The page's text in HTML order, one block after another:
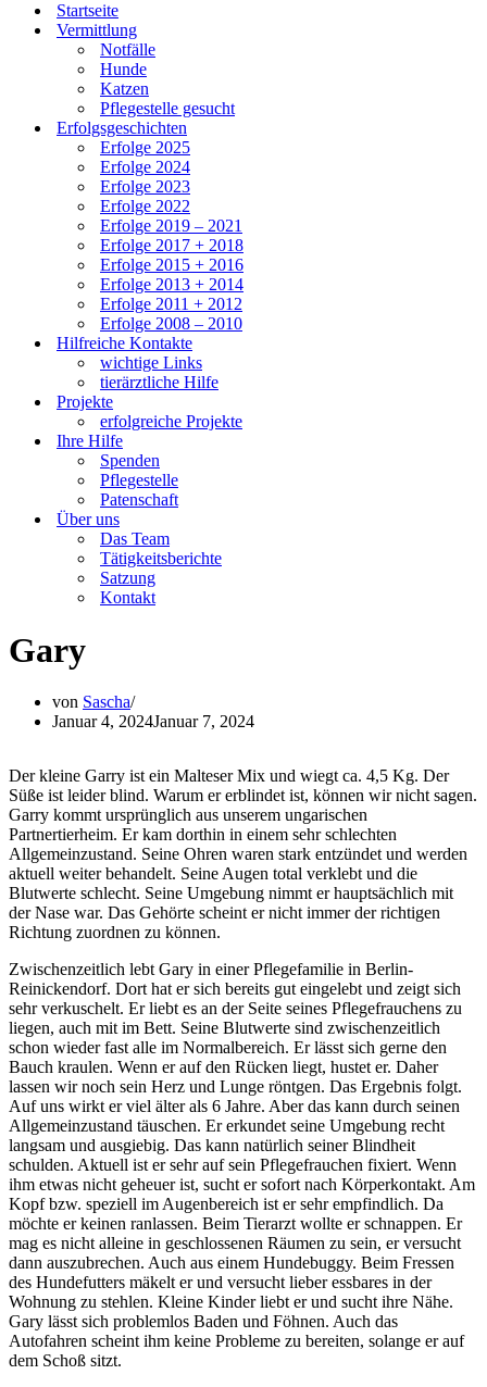
Startseite
Vermittlung
Notfälle
Hunde
Katzen
Pflegestelle gesucht
Erfolgsgeschichten
Erfolge 2025
Erfolge 2024
Erfolge 2023
Erfolge 2022
Erfolge 2019 – 2021
Erfolge 2017 + 2018
Erfolge 2015 + 2016
Erfolge 2013 + 2014
Erfolge 2011 + 2012
Erfolge 2008 – 2010
Hilfreiche Kontakte
wichtige Links
tierärztliche Hilfe
Projekte
erfolgreiche Projekte
Ihre Hilfe
Spenden
Pflegestelle
Patenschaft
Über uns
Das Team
Tätigkeitsberichte
Satzung
Kontakt
Gary
von Sascha
Januar 4, 2024Januar 7, 2024
Der kleine Garry ist ein Malteser Mix und wiegt ca. 4,5 Kg. Der
Süße ist leider blind. Warum er erblindet ist, können wir nicht sagen.
Garry kommt ursprünglich aus unserem ungarischen
Partnertierheim. Er kam dorthin in einem sehr schlechten
Allgemeinzustand. Seine Ohren waren stark entzündet und werden
aktuell weiter behandelt. Seine Augen total verklebt und die
Blutwerte schlecht. Seine Umgebung nimmt er hauptsächlich mit
der Nase war. Das Gehörte scheint er nicht immer der richtigen
Richtung zuordnen zu können.
Zwischenzeitlich lebt Gary in einer Pflegefamilie in Berlin-
Reinickendorf. Dort hat er sich bereits gut eingelebt und zeigt sich
sehr verkuschelt. Er liebt es an der Seite seines Pflegefrauchens zu
liegen, auch mit im Bett. Seine Blutwerte sind zwischenzeitlich
schon wieder fast alle im Normalbereich. Er lässt sich gerne den
Bauch kraulen. Wenn er auf den Rücken liegt, hustet er. Daher
lassen wir noch sein Herz und Lunge röntgen. Das Ergebnis folgt.
Auf uns wirkt er viel älter als 6 Jahre. Aber das kann durch seinen
Allgemeinzustand täuschen. Er erkundet seine Umgebung recht
langsam und ausgiebig. Das kann natürlich seiner Blindheit
schulden. Aktuell ist er sehr auf sein Pflegefrauchen fixiert. Wenn
ihm etwas nicht geheuer ist, sucht er sofort nach Körperkontakt. Am
Kopf bzw. speziell im Augenbereich ist er sehr empfindlich. Da
möchte er keinen ranlassen. Beim Tierarzt wollte er schnappen. Er
mag es nicht alleine in geschlossenen Räumen zu sein, er versucht
dann auszubrechen. Auch aus einem Hundebuggy. Beim Fressen
des Hundefutters mäkelt er und versucht lieber essbares in der
Wohnung zu stehlen. Kleine Kinder liebt er und sucht ihre Nähe.
Gary lässt sich problemlos Baden und Föhnen. Auch das
Autofahren scheint ihm keine Probleme zu bereiten, solange er auf
dem Schoß sitzt.